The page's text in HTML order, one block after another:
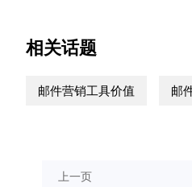
相关话题
邮件营销工具价值 邮
上一页